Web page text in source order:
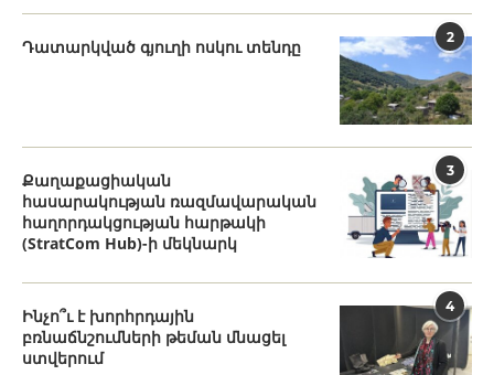
2
Դատարկված գյուղի ոսկու տենդը
3
Քաղաքացիական
հասարակության ռազմավարական
հաղորդակցության հարթակի
(StratCom Hub)-ի մեկնարկ
4
Ինչո՞ւ է խորհրդային
բռնաճնշումների թեման մնացել
ստվերում